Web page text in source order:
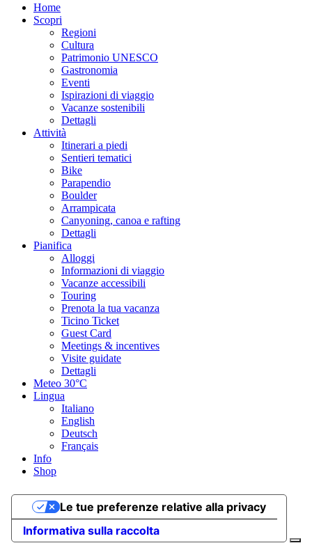
Home
Scopri
Regioni
Cultura
Patrimonio UNESCO
Gastronomia
Eventi
Ispirazioni di viaggio
Vacanze sostenibili
Dettagli
Attività
Itinerari a piedi
Sentieri tematici
Bike
Parapendio
Boulder
Arrampicata
Canyoning, canoa e rafting
Dettagli
Pianifica
Alloggi
Informazioni di viaggio
Vacanze accessibili
Touring
Prenota la tua vacanza
Ticino Ticket
Guest Card
Meetings & incentives
Visite guidate
Dettagli
Meteo 30°C
Lingua
Italiano
English
Deutsch
Français
Info
Shop
Informativa sulla raccolta
Le tue preferenze relative alla privacy